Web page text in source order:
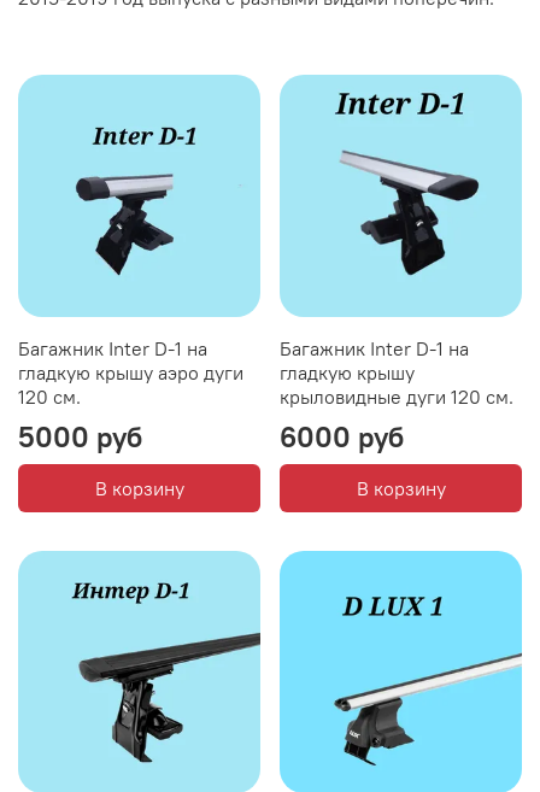
Багажник Inter D-1 на
гладкую крышу аэро дуги
120 см.
5000 руб
В корзину
Багажник Inter D-1 на
гладкую крышу
крыловидные дуги 120 см.
6000 руб
В корзину